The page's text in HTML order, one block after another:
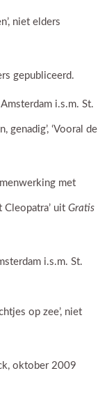
niet elders
gepubliceerd.
i.s.m. St.
genadig’, ‘Vooral de
met
Cleopatra’ uitGratis
i.s.m. St.
op zee’, niet
oktober 2009